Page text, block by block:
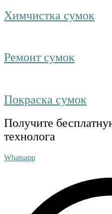
Химчистка сумок
Ремонт сумок
Покраска сумок
Получите
технолога
Whatsapp